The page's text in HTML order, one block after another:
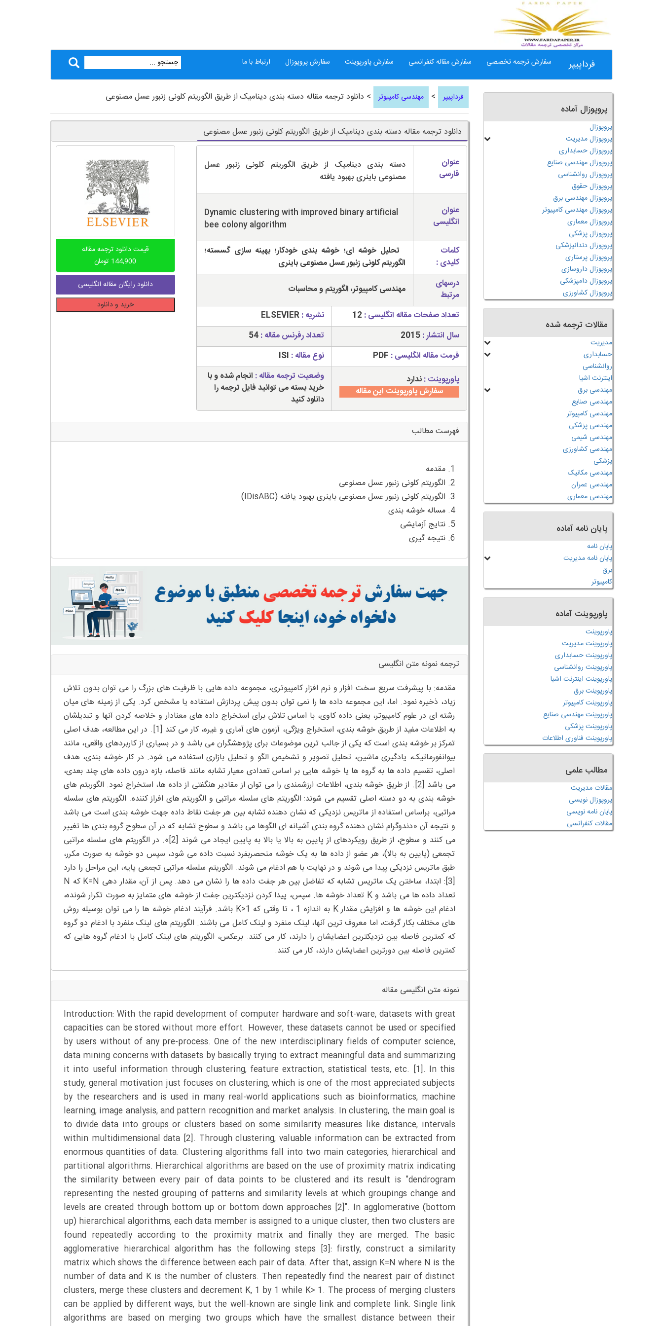
فرداپیپر سفارش ترجمه تخصصی سفارش مقاله کنفرانسی سفارش پاورپوینت سفارش پروپوزال ارتباط با ما
فرداپیپر > مهندسی کامپیوتر > دانلود ترجمه مقاله دسته بندی دینامیک از طریق الگوریتم کلونی زنبور عسل مصنوعی
دانلود ترجمه مقاله دسته بندی دینامیک از طریق الگوریتم کلونی زنبور عسل مصنوعی
عنوان
فارسی
دسته بندی دینامیک از طریق الگوریتم کلونی زنبور عسل
مصنوعی باینری بهبود یافته
عنوان
انگلیسی
Dynamic clustering with improved binary artificial
bee colony algorithm
کلمات
کلیدی :
تحلیل خوشه ای؛ خوشه بندی خودکار؛ بهینه سازی گسسته؛
الگوریتم کلونی زنبور عسل مصنوعی باینری
درسهای
مرتبط
مهندسی کامپیوتر، الگوریتم و محاسبات
تعداد صفحات مقاله انگلیسی : 12 نشریه :ELSEVIER
سال انتشار :2015 تعداد رفرنس مقاله :54
فرمت مقاله انگلیسی : PDF نوع مقاله : ISI
پاورپوینت :ندارد
سفارش پاورپوینت این مقاله
وضعیت ترجمه مقاله : انجام شده و با
خرید بسته می توانید فایل ترجمه را
دانلود کنید
قیمت دانلود ترجمه مقاله
144,900 تومان
دانلود رایگان مقاله انگلیسی
ترجمه
زنبور
مصنوعی
خرید و دانلود
فهرست مطالب
6. نتیجه گیری
ترجمه نمونه متن انگلیسی
مقدمه: با پیشرفت سریع سخت افزار و نرم افزار کامپیوتری، مجموعه داده هایی با ظرفیت های بزرگ را می توان بدون تلاش
زیاد، ذخیره نمود. اما، این مجموعه داده ها را نمی توان بدون پیش پردازش استفاده یا مشخص کرد. یکی از زمینه های میان
رشته ای در علوم کامپیوتر، یعنی داده کاوی، با اساس تلاش برای استخراج داده های معنادار و خلاصه کردن آنها و تبدیلشان
به اطلاعات مفید از طریق خوشه بندی، استخراج ویژگی، آزمون های آماری و غیره، کار می کند [1]. در این مطالعه، هدف اصلی
تمرکز بر خوشه بندی است که یکی از جالب ترین موضوعات برای پژوهشگران می باشد و در بسیاری از کاربردهای واقعی، مانند
بیوانفورماتیک، یادگیری ماشین، تحلیل تصویر و تشخیص الگو و تحلیل بازاری استفاده می شود. در کار خوشه بندی، هدف
اصلی، تقسیم داده ها به گروه ها یا خوشه هایی بر اساس تعدادی معیار تشابه مانند فاصله، بازه درون داده های چند بعدی،
می باشد [2]. از طریق خوشه بندی، اطلاعات ارزشمندی را می توان از مقادیر هنگفتی از داده ها، استخراج نمود. الگوریتم های
خوشه بندی به دو دسته اصلی تقسیم می شوند: الگوریتم های سلسله مراتبی و الگوریتم های افراز کننده. الگوریتم های سلسله
مراتبی، براساس استفاده از ماتریس نزدیکی که نشان دهنده تشابه بین هر جفت نقاط داده جهت خوشه بندی است می باشد
و نتیجه آن «دندوگرام نشان دهنده گروه بندی آشیانه ای الگوها می باشد و سطوح تشابه که در آن سطوح گروه بندی ها تغییر
می کنند و سطوح، از طریق رویکردهای از پایین به بالا یا بالا به پایین ایجاد می شوند [2]». در الگوریتم های سلسله مراتبی
تجمعی (پایین به بالا)، هر عضو از داده ها به یک خوشه منحصربفرد نسبت داده می شود، سپس دو خوشه به صورت مکرر،
طبق ماتریس نزدیکی پیدا می شوند و در نهایت با هم ادغام می شوند. الگوریتم سلسله مراتبی تجمعی پایه، این مراحل را دارد
[3]: ابتدا، ساختن یک ماتریس تشابه که تفاضل بین هر جفت داده ها را نشان می دهد. پس از آن، مقدار دهی K=N که N
تعداد داده ها می باشد و K تعداد خوشه ها. سپس، پیدا کردن نزدیکترین جفت از خوشه های متمایز به صورت تکرار شونده،
ادغام این خوشه ها و افزایش مقدار K به اندازه 1 ، تا وقتی که K>1 باشد. فرآیند ادغام خوشه ها را می توان بوسیله روش
های مختلف بکار گرفت، اما معروف ترین آنها، لینک منفرد و لینک کامل می باشند. الگوریتم های لینک منفرد با ادغام دو گروه
که کمترین فاصله بین نزدیکترین اعضایشان را دارند، کار می کنند. برعکس، الگوریتم های لینک کامل با ادغام گروه هایی که
کمترین فاصله بین دورترین اعضایشان دارند، کار می کنند.
نمونه متن انگلیسی مقاله
Introduction: With the rapid development of computer hardware and soft-ware, datasets with great
capacities can be stored without more effort. However, these datasets cannot be used or specified
by users without of any pre-process. One of the new interdisciplinary fields of computer science,
data mining concerns with datasets by basically trying to extract meaningful data and summarizing
it into useful information through clustering, feature extraction, statistical tests, etc. [1]. In this
study, general motivation just focuses on clustering, which is one of the most appreciated subjects
by the researchers and is used in many real-world applications such as bioinformatics, machine
learning, image analysis, and pattern recognition and market analysis. In clustering, the main goal is
to divide data into groups or clusters based on some similarity measures like distance, intervals
within multidimensional data [2]. Through clustering, valuable information can be extracted from
enormous quantities of data. Clustering algorithms fall into two main categories, hierarchical and
partitional algorithms. Hierarchical algorithms are based on the use of proximity matrix indicating
the similarity between every pair of data points to be clustered and its result is "dendrogram
representing the nested grouping of patterns and similarity levels at which groupings change and
levels are created through bottom up or bottom down approaches [2]". In agglomerative (bottom
up) hierarchical algorithms, each data member is assigned to a unique cluster, then two clusters are
found repeatedly according to the proximity matrix and finally they are merged. The basic
agglomerative hierarchical algorithm has the following steps [3]: firstly, construct a similarity
matrix which shows the difference between each pair of data. After that, assign K=N where N is the
number of data and K is the number of clusters. Then repeatedly find the nearest pair of distinct
clusters, merge these clusters and decrement K, 1 by 1 while K> 1. The process of merging clusters
can be applied by different ways, but the well-known are single link and complete link. Single link
algorithms are based on merging two groups which have the smallest distance between their
پروپوزال آماده
پروپوزال
پروپوزال مدیریت
پروپوزال حسابداری
پروپوزال مهندسی صنایع
پروپوزال روانشناسی
پروپوزال حقوق
پروپوزال مهندسی برق
پروپوزال مهندسی کامپیوتر
پروپوزال معماری
پروپوزال پزشکی
پروپوزال دندانپزشکی
پروپوزال پرستاری
پروپوزال داروسازی
پروپوزال دامپزشکی
پروپوزال کشاورزی
مقالات ترجمه شده
مدیریت
حسابداری
روانشناسی
اینترنت اشیا
مهندسی برق
مهندسی صنایع
مهندسی کامپیوتر
مهندسی پزشکی
مهندسی شیمی
مهندسی کشاورزی
پزشکی
مهندسی مکانیک
مهندسی عمران
مهندسی معماری
پایان نامه آماده
پایان نامه
پایان نامه مدیریت
برق
کامپیوتر
پاورپوینت آماده
پاورپوینت
پاورپوینت مدیریت
پاورپوینت حسابداری
پاورپوینت روانشناسی
پاورپوینت اینترنت اشیا
پاورپوینت برق
پاورپوینت کامپیوتر
پاورپوینت مهندسی صنایع
پاورپوینت پزشکی
پاورپوینت فناوری اطلاعات
مطالب علمی
مقالات مدیریت
پروپوزال نویسی
پایان نامه نویسی
مقالات کنفرانسی